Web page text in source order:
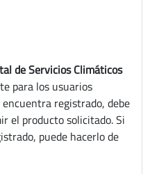
de Servicios Climáticos
para los usuarios
registrado, debe
el producto solicitado. Si
puede hacerlo de